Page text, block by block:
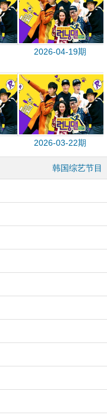
2026-04-19期
2026-03-22期
韩国综艺节目